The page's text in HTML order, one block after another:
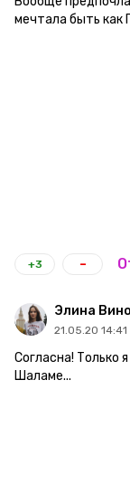
мечтала быть как
+3 -
Элина
21.05.20 14:41
Согласна! Только
Шаламе...